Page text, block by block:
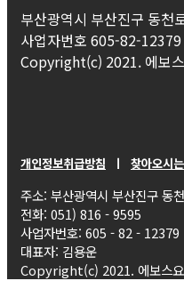
부산광역시 부산진구 동
사업자번호 605-82-12379
Copyright(c) 2021. 에보
개인정보취급방침 ㅣ 찾아오시
주소: 부산광역시 부산진구 동
전화: 051) 816 - 9595
사업자번호: 605 - 82 - 12379
대표자: 김용운
Copyright(c) 2021. 에보스